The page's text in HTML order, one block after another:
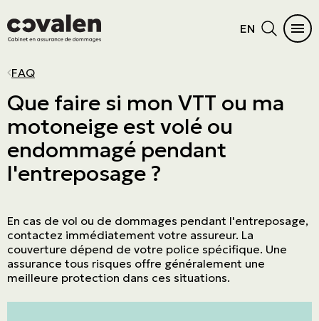
EN
AUTOMOBILE
Auto
Véhicules récréatifs
Moto
VTT
HABITATION
Maison
Condo
Chalet
Locataire
DIFFICULTÉS À S’ASSURER
Résidence vacante ou inoccupée
Dossier criminel
Fréquences de réclamations
Suspension de permis
Maison mobile
Résiliation assurance
PRODUITS D'ASSURANCES
Cautionnement
Erreurs et omissions
Administrateurs et dirigeants
Cyberrisques
Biens des entreprises
SECTEURS D'ACTIVITÉS
PME
Commerce de détail
Manufacturier et grossiste
Immobilier
Agricole & agroalimentaire
Aviation
Transport
PROGRAMMES
ADMA
OBNL
Grand Nord
L'Association canadienne des pilotes et
MENU PRINCIPAL
Voir tous les produits
Automobile
Habitation
Difficultés à s’assurer
MENU PRINCIPAL
Voir tous les produits
Produits d'assurances
Secteurs d'activités
Programmes
FAQ
Que faire si mon VTT ou ma
motoneige est volé ou
endommagé pendant
l'entreposage ?
En cas de vol ou de dommages pendant l'entreposage,
contactez immédiatement votre assureur. La
couverture dépend de votre police spécifique. Une
assurance tous risques offre généralement une
meilleure protection dans ces situations.